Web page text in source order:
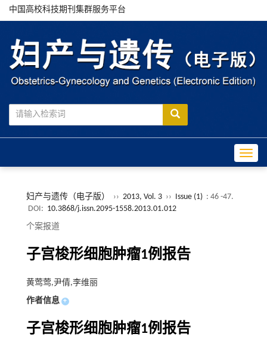
中国高校科技期刊集群服务平台
妇产与遗传（电子版） ›› 2013, Vol. 3 ›› Issue (1) : 46 -47.
DOI: 10.3868/j.issn.2095-1558.2013.01.012
个案报道
子宫梭形细胞肿瘤1例报告
黄莺莺,尹倩,李维丽
作者信息 +
子宫梭形细胞肿瘤1例报告